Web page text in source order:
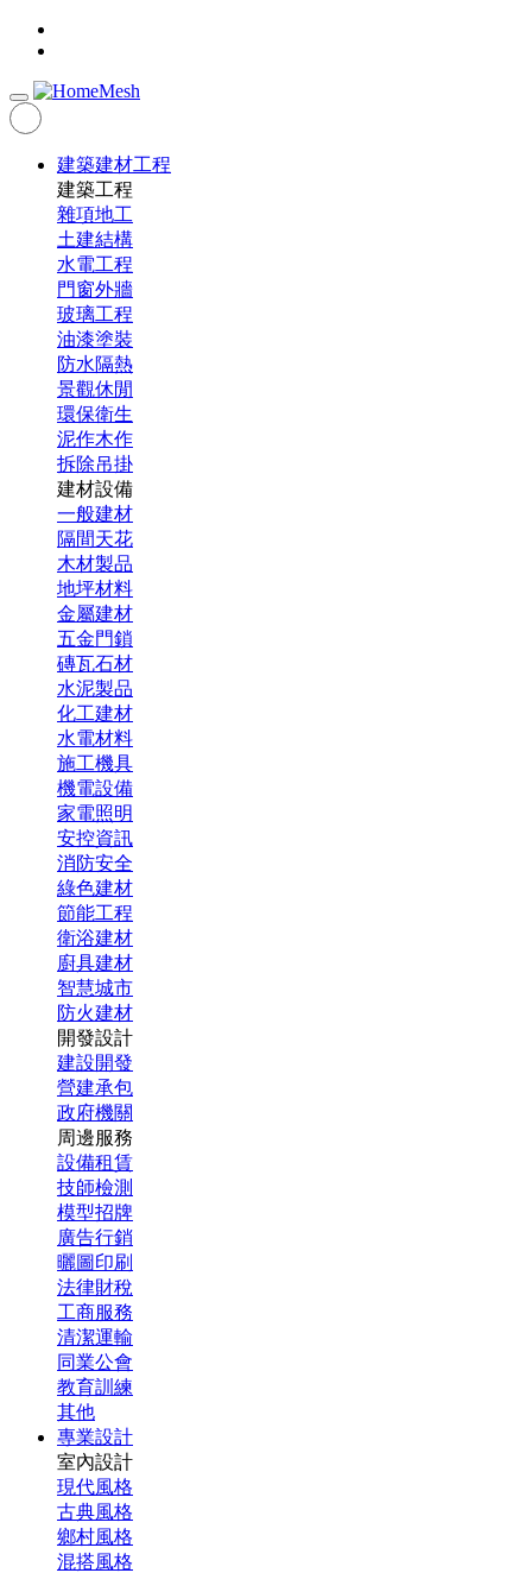
建築建材工程
建築工程
雜項地工
土建結構
水電工程
門窗外牆
玻璃工程
油漆塗裝
防水隔熱
景觀休閒
環保衛生
泥作木作
拆除吊掛
建材設備
一般建材
隔間天花
木材製品
地坪材料
金屬建材
五金門鎖
磚瓦石材
水泥製品
化工建材
水電材料
施工機具
機電設備
家電照明
安控資訊
消防安全
綠色建材
節能工程
衛浴建材
廚具建材
智慧城市
防火建材
開發設計
建設開發
營建承包
政府機關
周邊服務
設備租賃
技師檢測
模型招牌
廣告行銷
曬圖印刷
法律財稅
工商服務
清潔運輸
同業公會
教育訓練
其他
專業設計
室內設計
現代風格
古典風格
鄉村風格
混搭風格